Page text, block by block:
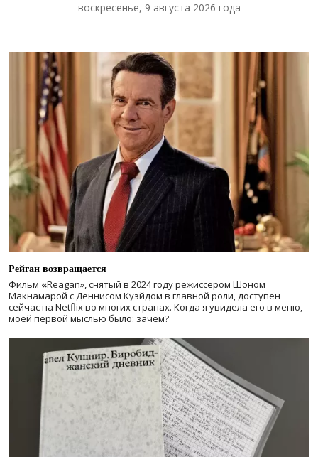
воскресенье, 9 августа 2026 года
Рейган возвращается
Фильм «Reagan», снятый в 2024 годурежиссером Шоном
Макнамарой с Деннисом Куэйдом в главной роли, доступен
сейчас на Netflix во многих странах. Когда я увидела его в меню,
моей первой мыслью было: зачем?